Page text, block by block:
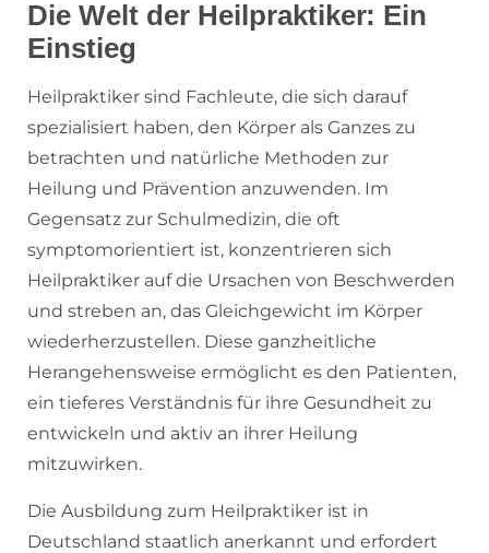
Die Welt der Heilpraktiker: Ein
Einstieg
Heilpraktiker sind Fachleute, die sich darauf
spezialisiert haben, den Körper als Ganzes zu
betrachten und natürliche Methoden zur
Heilung und Prävention anzuwenden. Im
Gegensatz zur Schulmedizin, die oft
symptomorientiert ist, konzentrieren sich
Heilpraktiker auf die Ursachen von Beschwerden
und streben an, das Gleichgewicht im Körper
wiederherzustellen. Diese ganzheitliche
Herangehensweise ermöglicht es den Patienten,
ein tieferes Verständnis für ihre Gesundheit zu
entwickeln und aktiv an ihrer Heilung
mitzuwirken.
Die Ausbildung zum Heilpraktiker ist in
Deutschland staatlich anerkannt und erfordert